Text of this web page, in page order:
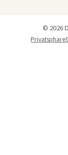
© 2026
Privatsphäre